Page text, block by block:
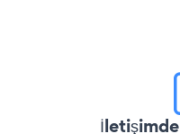
İletişimde